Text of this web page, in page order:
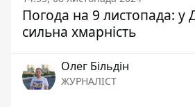
Погода на 9 листопада: у
сильна хмарність
Олег Більдін
ЖУРНАЛІСТ